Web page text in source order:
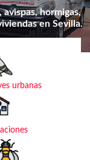
hormigas,
en Sevilla.
urbanas